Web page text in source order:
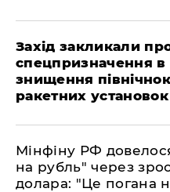
​Захід закликали
спецпризначення
знищення
ракетних установок
​Мінфіну РФ
на рубль" через
долара: "Це погана